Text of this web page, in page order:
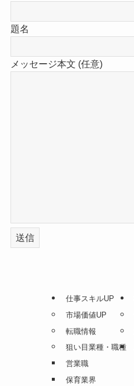
題名
メッセージ本文 (任意)
仕事スキルUP
市場価値UP
転職情報
狙い目業種・職種
営業職
保育業界